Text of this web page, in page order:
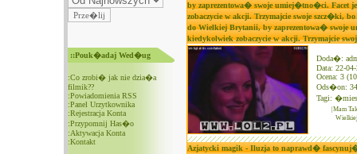
::Pouk�adaj Wed�ug
:Co zrobi� jak nie dzia�a
filmik??
:Powiadomienia RSS
:Panel Urzytkownika
:Rejestracja Konta
:Przypomnij Has�o
:Aktywacja Konta
:Kontakt
by zaprezentowa� swoje umiej�tno�ci. Facet
zobaczycie w akcji. Trzymajcie swoje szcz�ki,
do Wielkiej Brytanii, by zaprezentowa� swoje
kiedykolwiek zobaczycie w akcji. Trzymajcie
Doda�:
Data: 22-
Ocena: 3
Ods�on:
Tagi:
|Mam
Azjatycki magik - Iluzja to naprawd�